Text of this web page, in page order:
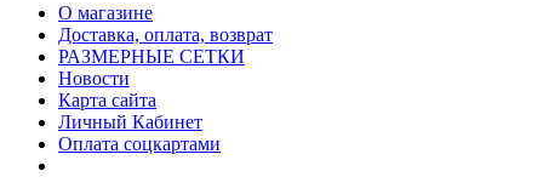
О магазине
Доставка, оплата, возврат
РАЗМЕРНЫЕ СЕТКИ
Новости
Карта сайта
Личный Кабинет
Оплата соцкартами